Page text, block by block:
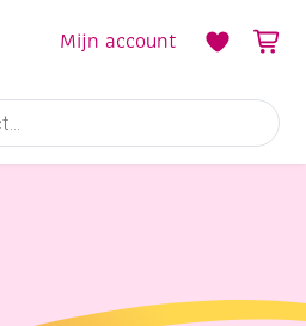
Mijn account